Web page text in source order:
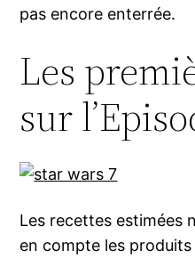
pas encore enterrée.
Les
sur
Les recettes estimées
en compte les